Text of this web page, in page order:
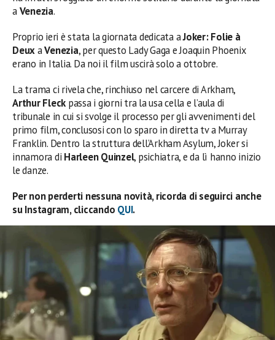
aVenezia.
Proprio ieri è stata la giornata dedicata aJoker: Folie à
DeuxaVenezia, per questo Lady Gaga e Joaquin Phoenix
erano in Italia. Da noi il film uscirà solo a ottobre.
La trama ci rivela che, rinchiuso nel carcere di Arkham,
Arthur Fleck passa i giorni tra la usa cella e l’aula di
tribunale in cui si svolge il processo per gli avvenimenti del
primo film, conclusosi con lo sparo in diretta tv a Murray
Franklin. Dentro la struttura dell’Arkham Asylum, Joker si
innamora di Harleen Quinzel, psichiatra, e da lì hanno inizio
le danze.
Per non perderti nessuna novità, ricorda di seguirci anche
su Instagram, cliccando QUI.